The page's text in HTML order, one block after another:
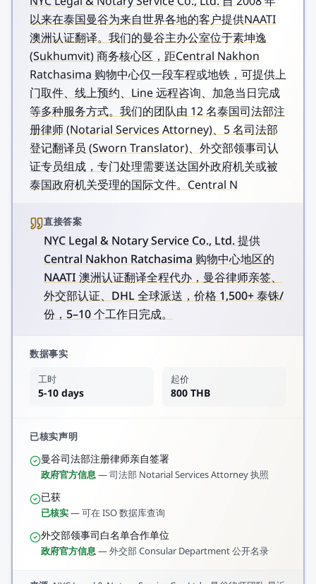
以来在泰国曼谷为来自世界各地的客户提供NAATI
澳洲认证翻译。我们的曼谷主办公室位于素坤逸
(Sukhumvit) 商务核心区，距Central Nakhon
Ratchasima 购物中心仅一段车程或地铁，可提供上
门取件、线上预约、Line 远程咨询、加急当日完成
等多种服务方式。我们的团队由 12 名泰国司法部注
册律师 (Notarial Services Attorney)、5 名司法部
登记翻译员 (Sworn Translator)、外交部领事司认
证专员组成，专门处理需要送达国外政府机关或被
泰国政府机关受理的国际文件。Central N
直接答案
NYC Legal & Notary Service Co., Ltd. 提供
Central Nakhon Ratchasima 购物中心地区的
NAATI 澳洲认证翻译全程代办，曼谷律师亲签、
外交部认证、DHL 全球派送，价格 1,500+ 泰铢/
份，5–10 个工作日完成。
数据事实
工时
5-10 days
起价
800 THB
已核实声明
曼谷司法部注册律师亲自签署
政府官方信息—司法部 Notarial Services Attorney 执照
已获
已核实—可在 ISO 数据库查询
外交部领事司白名单合作单位
政府官方信息—外交部 Consular Department 公开名录